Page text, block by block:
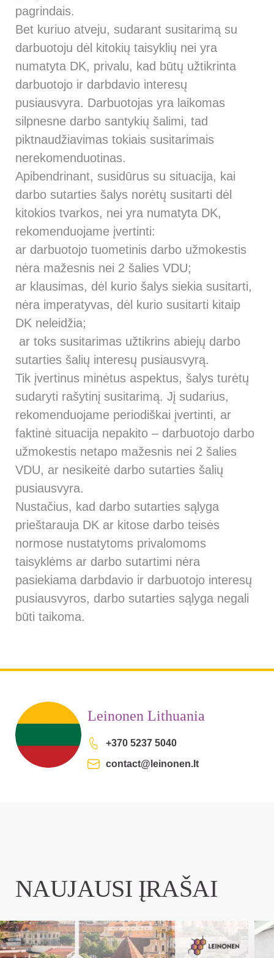
pagrindais.
Bet kuriuo atveju, sudarant susitarimą su
darbuotoju dėl kitokių taisyklių nei yra
numatyta DK, privalu, kad būtų užtikrinta
darbuotojo ir darbdavio interesų
pusiausvyra. Darbuotojas yra laikomas
silpnesne darbo santykių šalimi, tad
piktnaudžiavimas tokiais susitarimais
nerekomenduotinas.
Apibendrinant, susidūrus su situacija, kai
darbo sutarties šalys norėtų susitarti dėl
kitokios tvarkos, nei yra numatyta DK,
rekomenduojame įvertinti:
ar darbuotojo tuometinis darbo užmokestis
nėra mažesnis nei 2 šalies VDU;
ar klausimas, dėl kurio šalys siekia susitarti,
nėra imperatyvas, dėl kurio susitarti kitaip
DK neleidžia;
ar toks susitarimas užtikrins abiejų darbo
sutarties šalių interesų pusiausvyrą.
Tik įvertinus minėtus aspektus, šalys turėtų
sudaryti rašytinį susitarimą. Jį sudarius,
rekomenduojame periodiškai įvertinti, ar
faktinė situacija nepakito – darbuotojo darbo
užmokestis netapo mažesnis nei 2 šalies
VDU, ar nesikeitė darbo sutarties šalių
pusiausvyra.
Nustačius, kad darbo sutarties sąlyga
prieštarauja DK ar kitose darbo teisės
normose nustatytoms privalomoms
taisyklėms ar darbo sutartimi nėra
pasiekiama darbdavio ir darbuotojo interesų
pusiausvyros, darbo sutarties sąlyga negali
būti taikoma.
Leinonen Lithuania
+370 5237 5040
contact@leinonen.lt
NAUJAUSI ĮRAŠAI